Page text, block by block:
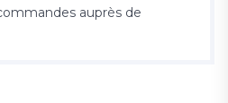
auprès de